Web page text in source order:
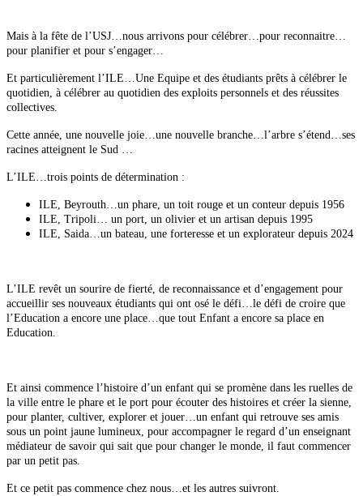
Mais à la fête de l’USJ…nous arrivons pour célébrer…pour reconnaitre…
pour planifier et pour s’engager…
Et particulièrement l’ILE…Une Equipe et des étudiants prêts à célébrer le
quotidien, à célébrer au quotidien des exploits personnels et des réussites
collectives.
Cette année, une nouvelle joie…une nouvelle branche…l’arbre s’étend…ses
racines atteignent le Sud …
L’ILE…trois points de détermination :
ILE, Beyrouth…un phare, un toit rouge et un conteur depuis 1956
ILE, Tripoli… un port, un olivier et un artisan depuis 1995
ILE, Saida…un bateau, une forteresse et un explorateur depuis 2024
L’ILE revêt un sourire de fierté, de reconnaissance et d’engagement pour
accueillir ses nouveaux étudiants qui ont osé le défi…le défi de croire que
l’Education a encore une place…que tout Enfant a encore sa place en
Education.
Et ainsi commence l’histoire d’un enfant qui se promène dans les ruelles de
la ville entre le phare et le port pour écouter des histoires et créer la sienne,
pour planter, cultiver, explorer et jouer…un enfant qui retrouve ses amis
sous un point jaune lumineux, pour accompagner le regard d’un enseignant
médiateur de savoir qui sait que pour changer le monde, il faut commencer
par un petit pas.
Et ce petit pas commence chez nous…et les autres suivront.